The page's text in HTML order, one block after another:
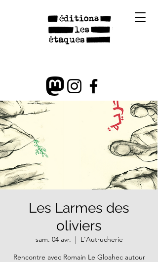
Les Larmes des
oliviers
sam. 04 avr.
  |
L'Autrucherie
Rencontre avec Romain Le Gloahec autour